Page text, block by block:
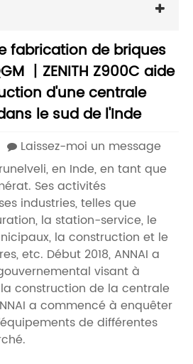
fabrication de briques
丨ZENITH Z900C aide
d'une centrale
le sud de l'Inde
Laissez-moi un message
en Inde, en tant que
Ses activités
industries, telles que
la station-service, le
la construction et le
etc. Début 2018, ANNAI a
visant à
construction de la centrale
a commencé à enquêter
de différentes